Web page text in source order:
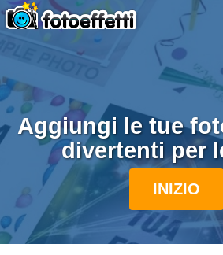
Aggiungi le tue
divertenti per
INIZIO